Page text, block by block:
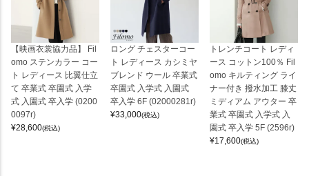
【映画衣裳協力品】 Fil
omo ステンカラー コー
ト レディース 比翼仕立
て 卒業式 卒園式 入学
式 入園式 卒入学 (0200
0097r)
¥28,600(税込)
ロング チェスターコー
ト レディース カシミヤ
ブレンド ウール 卒業式
卒園式 入学式 入園式
卒入学 6F (02000281r)
¥33,000(税込)
トレンチコート レディ
ース コットン100％ Fil
omo キルティング ライ
ナー付き 撥水加工 膝丈
ミディアム アウター 卒
業式 卒園式 入学式 入
園式 卒入学 5F (2596r)
¥17,600(税込)